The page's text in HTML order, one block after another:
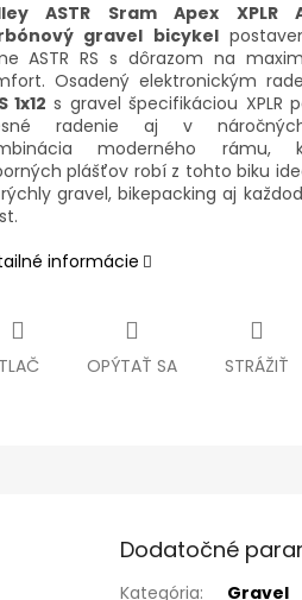
ASTR Sram Apex XPLR
gravel bicykel
ASTR RS s dôrazom na
Osadený elektronickým
1x12 s gravel špecifikáciou XPLR
radenie aj v náročných
moderného rámu,
plášťov robí z tohto biku
gravel, bikepacking aj
informácie
TLAČ OPÝTAŤ SA STRÁŽIŤ
Dodatočné
Kategória:
Gravel